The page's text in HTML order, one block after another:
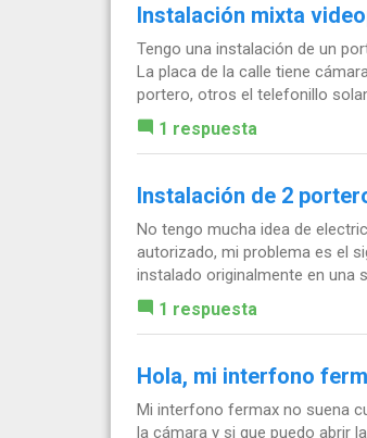
Instalación mixta
Tengo una instalación de un
La placa de la calle tiene
portero, otros el telefonillo
1 respuesta
Instalación de 2
No tengo mucha idea de
autorizado, mi problema es el
instalado originalmente en una
1 respuesta
Hola, mi interfono
Mi interfono fermax no suena
la cámara y si que puedo abrir